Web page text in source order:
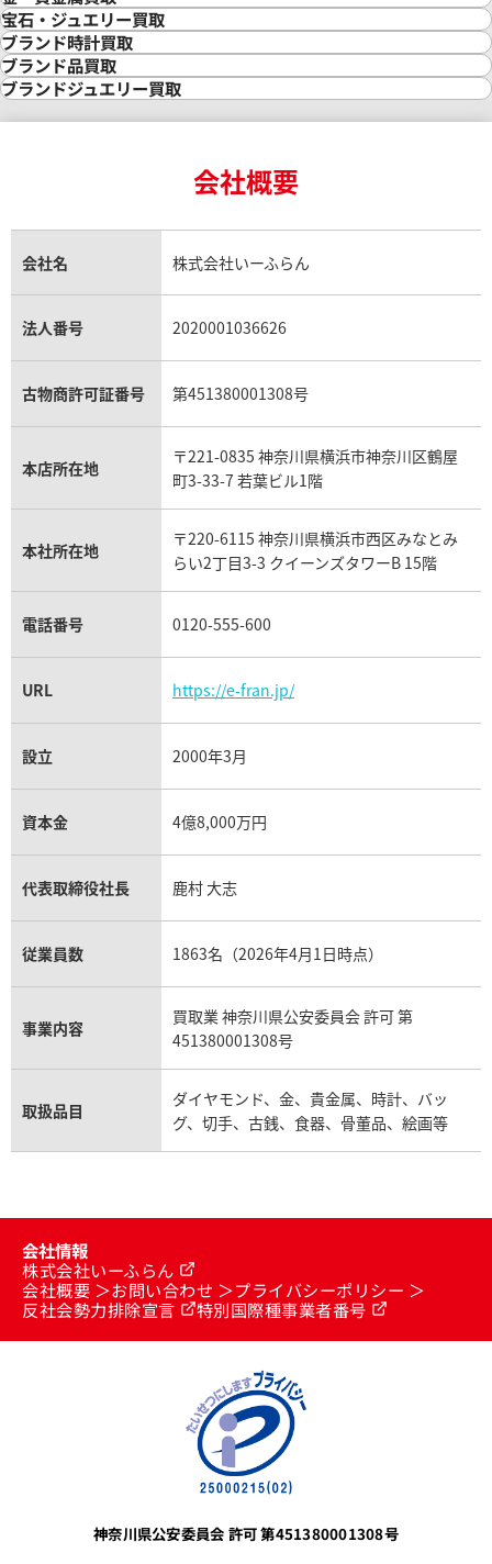
金買取
金の相場価格情報
金の参考買取価格一覧
インゴット買取
インゴットの相場価格情報
24金買取
金貨買取
貴金属買取
銀・シルバー買取
パラジウム買取
宝石・ジュエリー買取
宝石・ジュエリー買取
ダイヤモンド買取
ダイヤモンド・宝石の参考価格一覧
リング・結婚指輪買取
エメラルド買取
トパーズ買取
タンザナイト買取
キャッツアイ買取
アクアマリン買取
ブランド時計買取
時計買取
ロレックス買取
ロレックス デイトナ買取
ロレックス サブマリーナー買取
ロレックス エクスプローラー買取
ロレックス デイトジャスト買取
パテック フィリップノーチラス買取
ヴァシュロン・コンスタンタン買取
オメガ買取
カルティエ買取
フランク ミュラー買取
リシャール・ミル買取
パネライ買取
チューダー（チュードル）買取
ブランド品買取
ブランド買取
シャネル マトラッセ買取
セリーヌ買取
プラダ買取
ブランドジュエリー買取
ヴァンクリーフ＆アーペル買取
ショーメ買取
ダミアーニ買取
モーブッサン買取
会社概要
会社名 株式会社いーふらん
法人番号 2020001036626
古物商許可証番号 第451380001308号
本店所在地
〒221-0835 神奈川県横浜市神奈川区鶴屋
町3-33-7 若葉ビル1階
本社所在地
〒220-6115 神奈川県横浜市西区みなとみ
らい2丁目3-3 クイーンズタワーB 15階
電話番号 0120-555-600
URL https://e-fran.jp/
設立 2000年3月
資本金 4億8,000万円
代表取締役社長 鹿村 大志
従業員数 1863名（2026年4月1日時点）
事業内容
買取業 神奈川県公安委員会 許可 第
451380001308号
取扱品目
ダイヤモンド、金、貴金属、時計、バッ
グ、切手、古銭、食器、骨董品、絵画等
会社情報
株式会社いーふらん
会社概要
お問い合わせ
プライバシーポリシー
反社会勢力排除宣言
特別国際種事業者番号
神奈川県公安委員会 許可 第451380001308号